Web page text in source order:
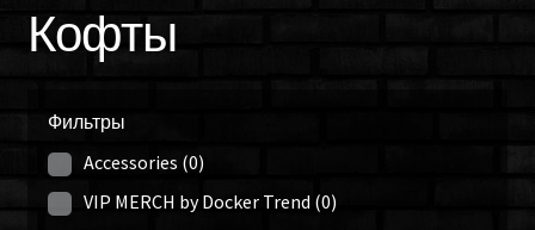
О НАС
ФРАНЧАЙЗИНГ
Кофты
Фильтры
Accessories (0)
VIP MERCH by Docker Trend (0)